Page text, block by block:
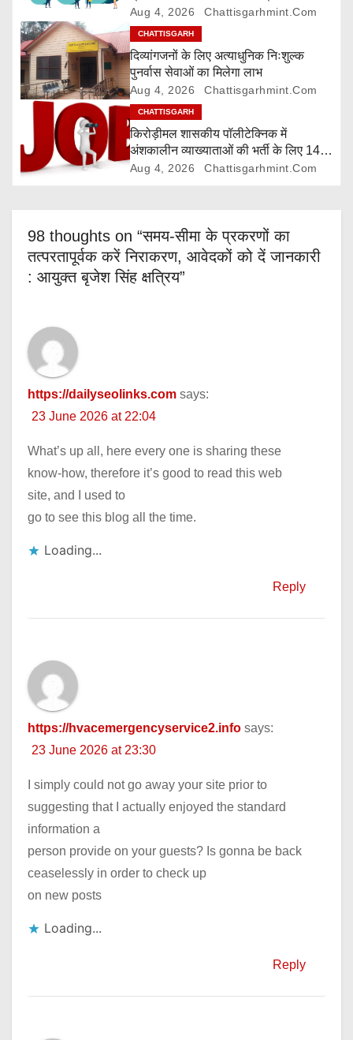
i
o
n
Aug 4, 2026 Chattisgarhmint.com
CHATTISGARH
दिव्यांगजनों के लिए अत्याधुनिक निःशुल्क
पुनर्वास सेवाओं का मिलेगा लाभ
Aug 4, 2026 Chattisgarhmint.com
CHATTISGARH
किरोड़ीमल शासकीय पॉलीटेक्निक में
अंशकालीन व्याख्याताओं की भर्ती के लिए 14
अगस्त तक आवेदन आमंत्रित
Aug 4, 2026 Chattisgarhmint.com
98 thoughts on “समय-सीमा के प्रकरणों का
तत्परतापूर्वक करें निराकरण, आवेदकों को दें जानकारी
: आयुक्त बृजेश सिंह क्षत्रिय”
https://dailyseolinks.com says:
23 June 2026 at 22:04
What’s up all, here every one is sharing these
know-how, therefore it’s good to read this web
site, and I used to
go to see this blog all the time.
Loading...
Reply
https://hvacemergencyservice2.info says:
23 June 2026 at 23:30
I simply could not go away your site prior to
suggesting that I actually enjoyed the standard
information a
person provide on your guests? Is gonna be back
ceaselessly in order to check up
on new posts
Loading...
Reply